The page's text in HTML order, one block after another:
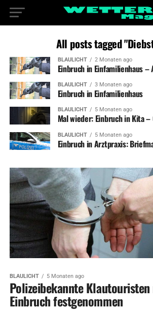
All posts tagged
BLAULICHT 2 Monaten ago
Einbruch in Einfamilienhaus
BLAULICHT 3 Monaten ago
Einbruch in Einfamilienhaus
BLAULICHT 5 Monaten ago
Mal wieder: Einbruch in Kita
BLAULICHT 5 Monaten ago
Einbruch in Arztpraxis:
BLAULICHT 5 Monaten ago
Polizeibekannte Klautouristen
Einbruch festgenommen